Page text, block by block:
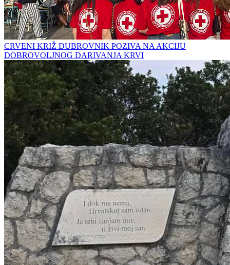
CRVENI KRIŽ DUBROVNIK POZIVA NA AKCIJU
DOBROVOLJNOG DARIVANJA KRVI